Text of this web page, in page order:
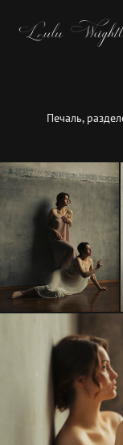
Печаль,